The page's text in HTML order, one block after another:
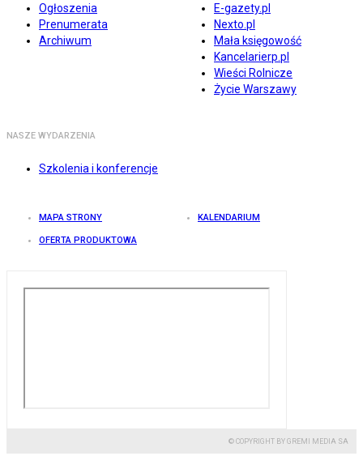
Ogłoszenia
Prenumerata
Archiwum
E-gazety.pl
Nexto.pl
Mała księgowość
Kancelarierp.pl
Wieści Rolnicze
Życie Warszawy
NASZE WYDARZENIA
Szkolenia i konferencje
MAPA STRONY KALENDARIUM
OFERTA PRODUKTOWA
© COPYRIGHT BY GREMI MEDIA SA